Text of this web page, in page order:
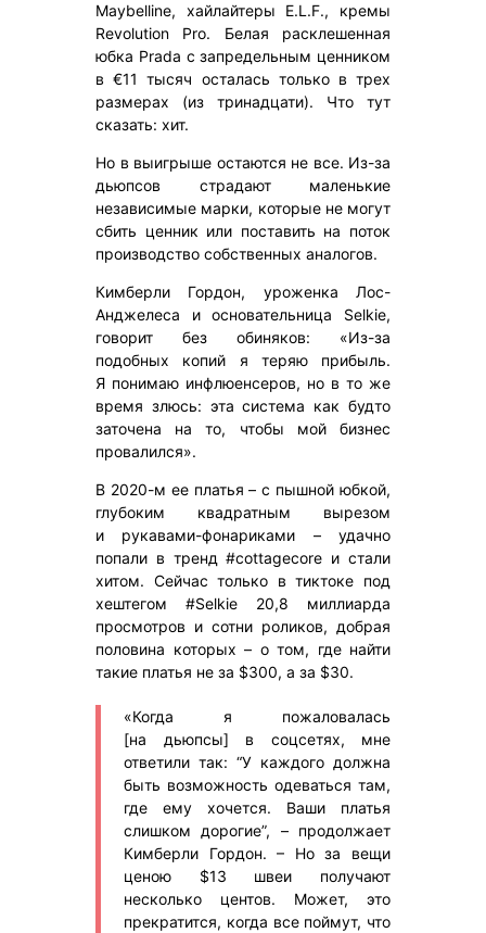
Maybelline, хайлайтеры E.L.F., кремы
Revolution Pro. Белая расклешенная
юбка Prada с запредельным ценником
в €11 тысяч осталась только в трех
размерах (из тринадцати). Что тут
сказать: хит.
Но в выигрыше остаются не все. Из-за
дьюпсов страдают маленькие
независимые марки, которые не могут
сбить ценник или поставить на поток
производство собственных аналогов.
Кимберли Гордон, уроженка Лос-
Анджелеса и основательница Selkie,
говорит без обиняков: «Из-за
подобных копий я теряю прибыль.
Я понимаю инфлюенсеров, но в то же
время злюсь: эта система как будто
заточена на то, чтобы мой бизнес
провалился».
В 2020-м ее платья – с пышной юбкой,
глубоким квадратным вырезом
и рукавами-фонариками – удачно
попали в тренд #cottagecore и стали
хитом. Сейчас только в тиктоке под
хештегом #Selkie 20,8 миллиарда
просмотров и сотни роликов, добрая
половина которых – о том, где найти
такие платья не за $300, а за $30.
«Когда я пожаловалась
[на дьюпсы] в соцсетях, мне
ответили так: “У каждого должна
быть возможность одеваться там,
где ему хочется. Ваши платья
слишком дорогие”, – продолжает
Кимберли Гордон. – Но за вещи
ценою $13 швеи получают
несколько центов. Может, это
прекратится, когда все поймут, что